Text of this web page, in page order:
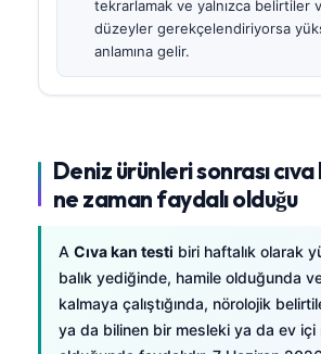
tekrarlamak ve yalnızca belirtiler
düzeyler gerekçelendiriyorsa
anlamına gelir.
Deniz ürünleri sonrası
ne zaman faydalı olduğu
A Cıva kan testi biri haftalık olarak
balık yediğinde, hamile olduğunda
kalmaya çalıştığında, nörolojik
ya da bilinen bir mesleki ya da ev içi